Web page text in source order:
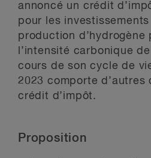
annoncé un crédit
pour les
production d’hydrogène
l’intensité carbonique
cours de son cycle de
2023 comporte d’autres
crédit d’impôt.
Proposition